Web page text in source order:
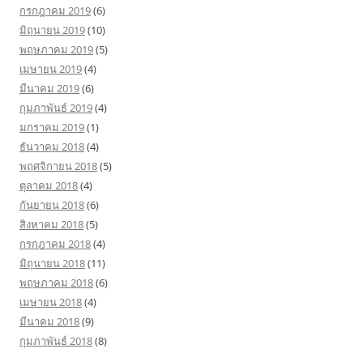
กรกฎาคม 2019(6)
มิถุนายน 2019(10)
พฤษภาคม 2019(5)
เมษายน 2019(4)
มีนาคม 2019(6)
กุมภาพันธ์ 2019(4)
มกราคม 2019(1)
ธันวาคม 2018(4)
พฤศจิกายน 2018(5)
ตุลาคม 2018(4)
กันยายน 2018(6)
สิงหาคม 2018(5)
กรกฎาคม 2018(4)
มิถุนายน 2018(11)
พฤษภาคม 2018(6)
เมษายน 2018(4)
มีนาคม 2018(9)
กุมภาพันธ์ 2018(8)